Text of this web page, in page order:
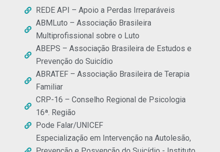
REDE API – Apoio a Perdas Irreparáveis
ABMLuto – Associação Brasileira
Multiprofissional sobre o Luto
ABEPS – Associação Brasileira de Estudos e
Prevenção do Suicídio
ABRATEF – Associação Brasileira de Terapia
Familiar
CRP-16 – Conselho Regional de Psicologia
16ª. Região
Pode Falar/UNICEF
Especialização em Intervenção na Autolesão,